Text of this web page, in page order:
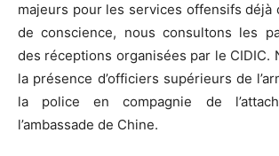
majeurs pour les services offensifs déjà
de conscience, nous consultons les
des réceptions organisées par le CIDIC.
la présence d’officiers supérieurs de
la police en compagnie de
l’ambassade de Chine.